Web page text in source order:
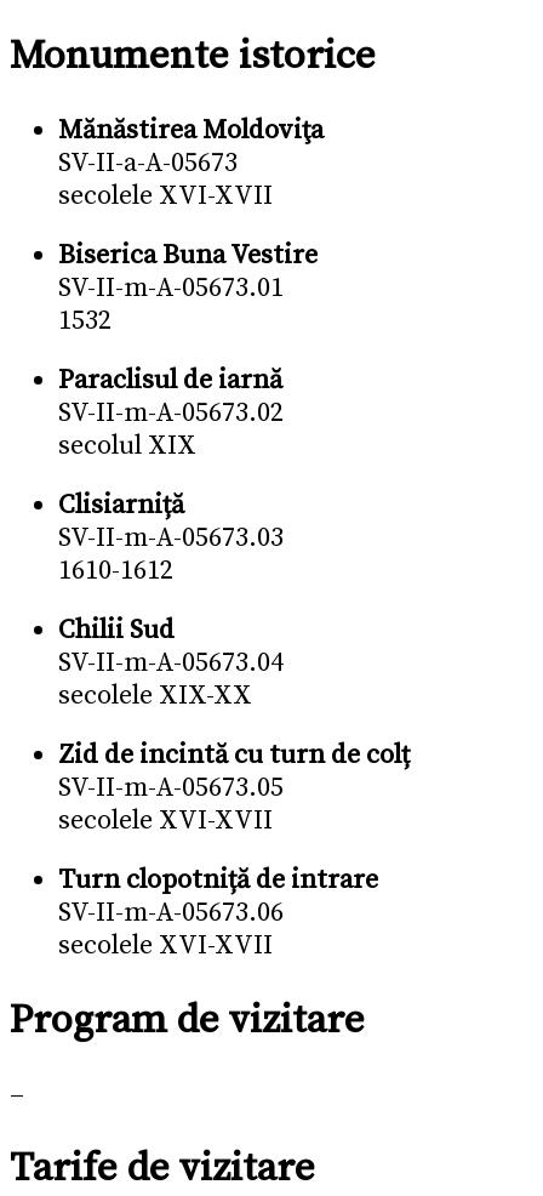
Monumente istorice
Mănăstirea Moldoviţa
SV-II-a-A-05673
secolele XVI-XVII
Biserica Buna Vestire
SV-II-m-A-05673.01
1532
Paraclisul de iarnă
SV-II-m-A-05673.02
secolul XIX
Clisiarniță
SV-II-m-A-05673.03
1610-1612
Chilii Sud
SV-II-m-A-05673.04
secolele XIX-XX
Zid de incintă cu turn de colț
SV-II-m-A-05673.05
secolele XVI-XVII
Turn clopotniță de intrare
SV-II-m-A-05673.06
secolele XVI-XVII
Program de vizitare
–
Tarife de vizitare